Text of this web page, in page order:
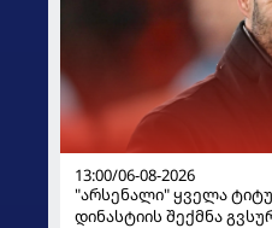
13:00/06-08-2026
"არსენალი" ყველა
დინასტიის შექმნა